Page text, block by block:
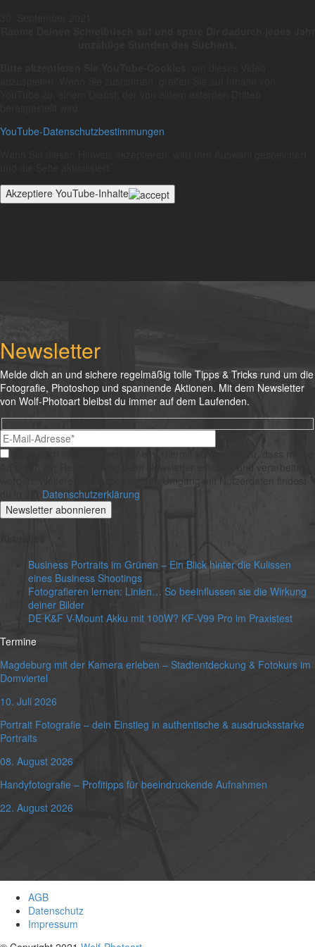
YouTube-Datenschutzbestimmungen
Akzeptiere YouTube-Inhalte
Newsletter
Melde dich an und sichere regelmäßig tolle Tipps & Tricks rund um die
Fotografie, Photoshop und spannende Aktionen. Mit dem Newsletter
von Wolf-Photoart bleibst du immer auf dem Laufenden.
Hidden
fields
werden. Weitere Informationen zum Umgang mit Nutzerdaten findest
Datenschutzerklärung
Business Portraits im Grünen – Ein Blick hinter die Kulissen
eines Business Shootings
Fotografieren lernen: Linien… So beeinflussen sie die Wirkung
deiner Bilder
DE K&F V-Mount Akku mit 100W? KF-V99 Pro im Praxistest
Termine
Magdeburg mit der Kamera erleben – Stadtentdeckung & Fotokurs im
Domviertel
10. Juli 2026
Portrait Fotografie – dein Einstieg in authentische & ausdrucksstarke
Portraits
08. August 2026
Handyfotografie – Profitipps für beeindruckende Aufnahmen
22. August 2026
AGB
Datenschutz
Impressum